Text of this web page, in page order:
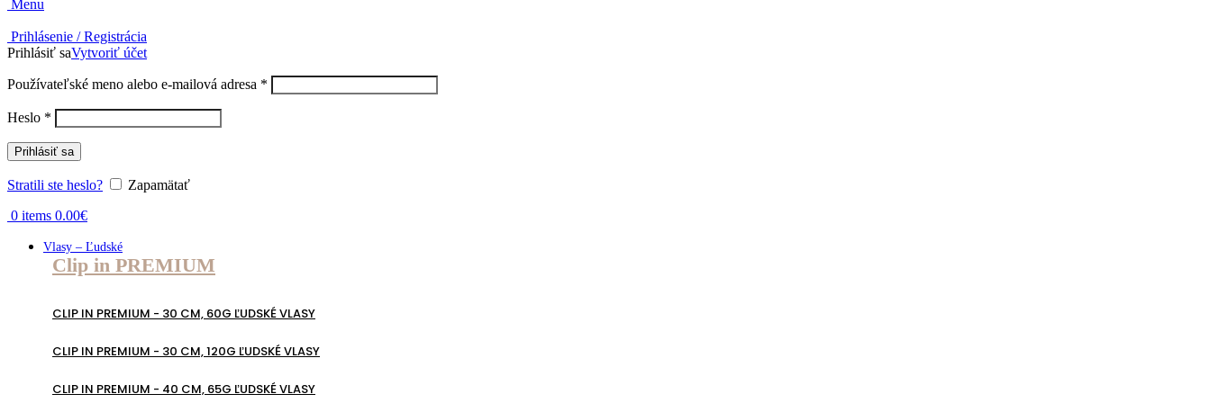
Menu
Prihlásenie / Registrácia
Prihlásiť saVytvoriť účet
Používateľské meno alebo e-mailová adresa * Povinné
Heslo * Povinné
Prihlásiť sa
Stratili ste heslo?
Zapamätať
0 items 0.00€
Vlasy – Ľudské
Clip in PREMIUM
CLIP IN PREMIUM - 30 CM, 60G ĽUDSKÉ VLASY
CLIP IN PREMIUM - 30 CM, 120G ĽUDSKÉ VLASY
CLIP IN PREMIUM - 40 CM, 65G ĽUDSKÉ VLASY